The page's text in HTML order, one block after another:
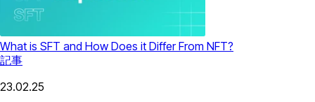
What is SFT and How Does it Differ From NFT?
記事
23.02.25